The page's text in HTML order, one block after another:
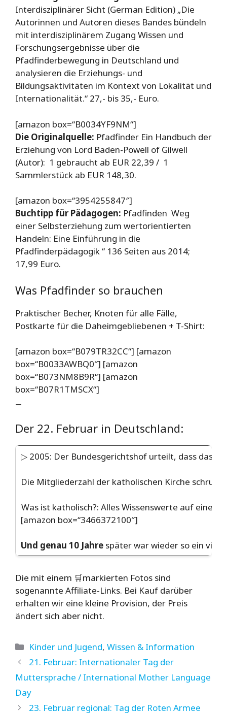
Interdisziplinärer Sicht (German Edition) „Die
Autorinnen und Autoren dieses Bandes bündeln
mit interdisziplinärem Zugang Wissen und
Forschungsergebnisse über die
Pfadfinderbewegung in Deutschland und
analysieren die Erziehungs- und
Bildungsaktivitäten im Kontext von Lokalität und
Internationalität.“ 27,- bis 35,- Euro.
[amazon box=“B0034YF9NM“]
Die Originalquelle: Pfadfinder Ein Handbuch der
Erziehung von Lord Baden-Powell of Gilwell
(Autor): 1 gebraucht ab EUR 22,39 / 1
Sammlerstück ab EUR 148,30.
[amazon box=“3954255847″]
Buchtipp für Pädagogen: Pfadfinden  Weg
einer Selbsterziehung zum wertorientierten
Handeln: Eine Einführung in die
Pfadfinderpädagogik “ 136 Seiten aus 2014;
17,99 Euro.
Was Pfadfinder so brauchen
Praktischer Becher, Knoten für alle Fälle,
Postkarte für die Daheimgebliebenen + T-Shirt:
[amazon box=“B079TR32CC“] [amazon
box=“B0033AWBQ0″] [amazon
box=“B073NM8B9R“] [amazon
box=“B07R1TMSCX“]
–
Der 22. Februar in Deutschland:
▷ 2005: Der Bundesgerichtshof urteilt, dass das
Die Mitgliederzahl der katholischen Kirche
Was ist katholisch?: Alles Wissenswerte auf einen
[amazon box=“3466372100″]
Und genau 10 Jahre später war wieder so ein viel
Die mit einem 🛒markierten Fotos sind
sogenannte Affiliate-Links. Bei Kauf darüber
erhalten wir eine kleine Provision, der Preis
ändert sich aber nicht.
Kategorien
Kinder und Jugend,Wissen & Information
21. Februar: Internationaler Tag der
Muttersprache / International Mother Language
Day
23. Februar regional: Tag der Roten Armee